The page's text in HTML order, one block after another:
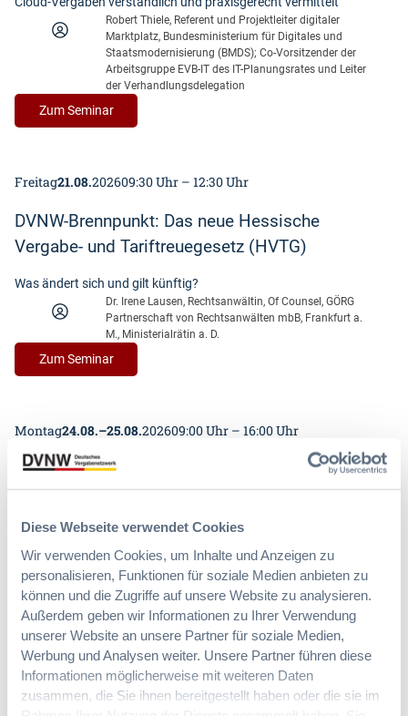
Diese Webseite verwendet Cookies
Wir verwenden Cookies, um Inhalte und Anzeigen zu
personalisieren, Funktionen für soziale Medien anbieten zu
können und die Zugriffe auf unsere Website zu analysieren.
Außerdem geben wir Informationen zu Ihrer Verwendung
unserer Website an unsere Partner für soziale Medien,
Werbung und Analysen weiter. Unsere Partner führen diese
Informationen möglicherweise mit weiteren Daten
zusammen, die Sie ihnen bereitgestellt haben oder die sie im
Robert Thiele, Referent und Projektleiter digitaler
Marktplatz, Bundesministerium für Digitales und
Staatsmodernisierung (BMDS); Co-Vorsitzender der
Arbeitsgruppe EVB-IT des IT-Planungsrates und Leiter
der Verhandlungsdelegation
Zum Seminar
:
Schnelle
Beschaffung
Cloudleistungen
–
&
Basics
Freitag21.08.202609:30 Uhr – 12:30 Uhr
DVNW-Brennpunkt: Das neue Hessische
Vergabe- und Tariftreuegesetz (HVTG)
Was ändert sich und gilt künftig?
Dr. Irene Lausen, Rechtsanwältin, Of Counsel, GÖRG
Partnerschaft von Rechtsanwälten mbB, Frankfurt a.
M., Ministerialrätin a. D.
Zum Seminar
:
DVNW-
neue
Hessische
Vergabe-
und
(HVTG)
Montag24.08.–25.08.202609:00 Uhr – 16:00 Uhr
09:00 Uhr – 15:00 Uhr
Grundlagen des allgemeinen Vergaberechts –
Intensivseminar
Rechtliche Rahmenbedingungen oberhalb und unterhalb der
EU-Schwellenwerte, Verfahrensabwicklung, Rechtsschutz
Dr. Irene Lausen, Rechtsanwältin, Of Counsel, GÖRG
Partnerschaft von Rechtsanwälten mbB, Frankfurt a.
M., Ministerialrätin a. D.
Dipl.-Verwaltungswirt Hans-Peter Müller, ehemals
Referat öffentliche Aufträge – Vergabeprüfstelle,
Bundesministerium für Wirtschaft und Energie (BMWi)
mittlerweile Kunz Rechtsanwälte, Mainz & Koblenz